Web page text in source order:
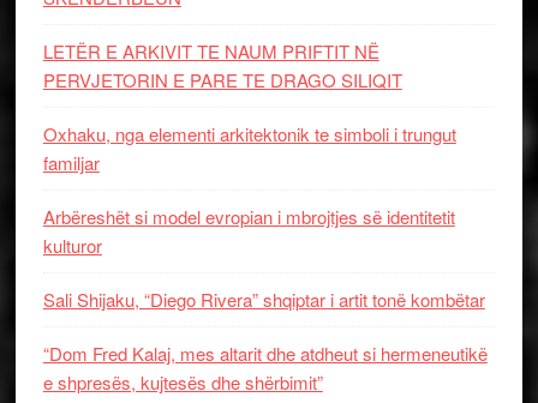
LETËR E ARKIVIT TE NAUM PRIFTIT NË
PERVJETORIN E PARE TE DRAGO SILIQIT
Oxhaku, nga elementi arkitektonik te simboli i trungut
familjar
Arbëreshët si model evropian i mbrojtjes së identitetit
kulturor
Sali Shijaku, “Diego Rivera” shqiptar i artit tonë kombëtar
“Dom Fred Kalaj, mes altarit dhe atdheut si hermeneutikë
e shpresës, kujtesës dhe shërbimit”